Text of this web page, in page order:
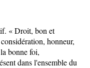
« Droit, bon et
honneur,
bonne foi,
dans l'ensemble du